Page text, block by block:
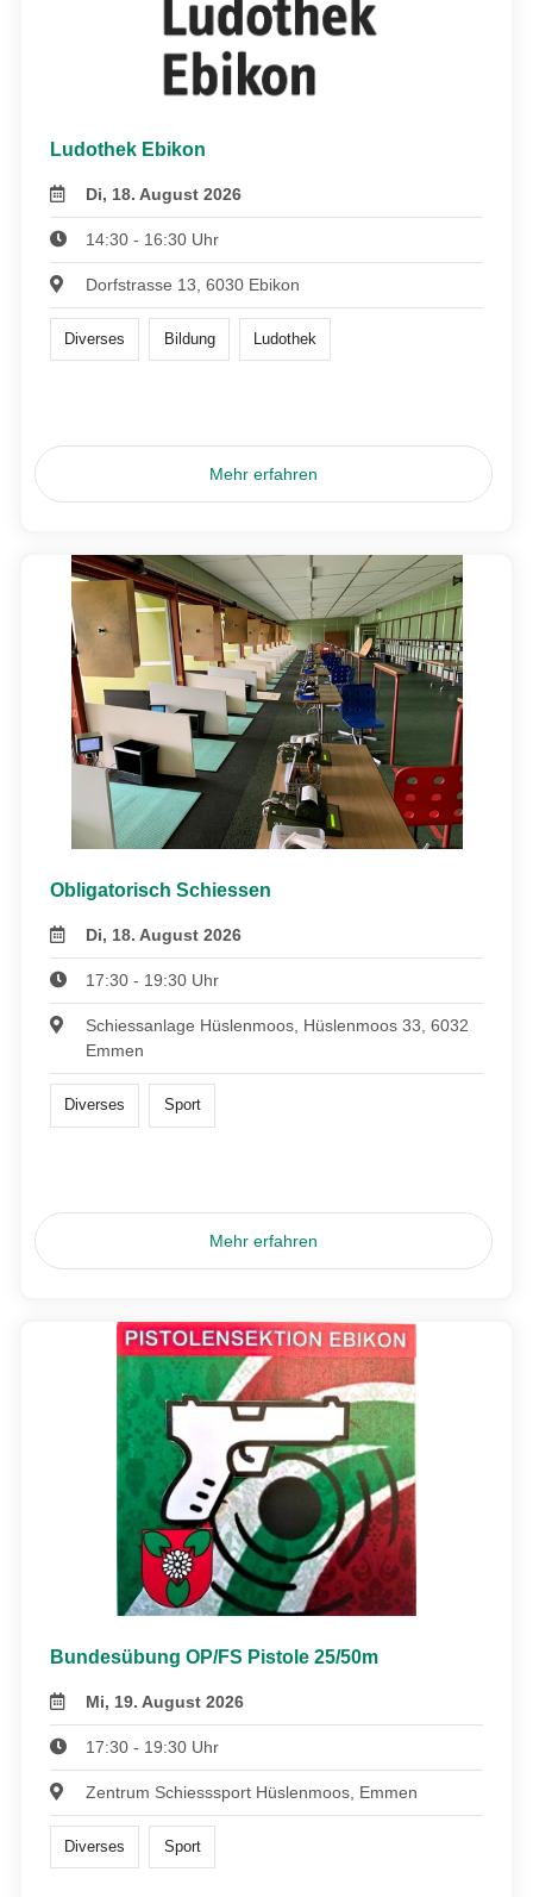
Ludothek Ebikon
Di, 18. August 2026
14:30 - 16:30 Uhr
Dorfstrasse 13, 6030 Ebikon
Diverses Bildung Ludothek
Mehr erfahren
Obligatorisch Schiessen
Di, 18. August 2026
17:30 - 19:30 Uhr
Schiessanlage Hüslenmoos, Hüslenmoos 33, 6032
Emmen
Diverses Sport
Mehr erfahren
Bundesübung OP/FS Pistole 25/50m
Mi, 19. August 2026
17:30 - 19:30 Uhr
Zentrum Schiesssport Hüslenmoos, Emmen
Diverses Sport